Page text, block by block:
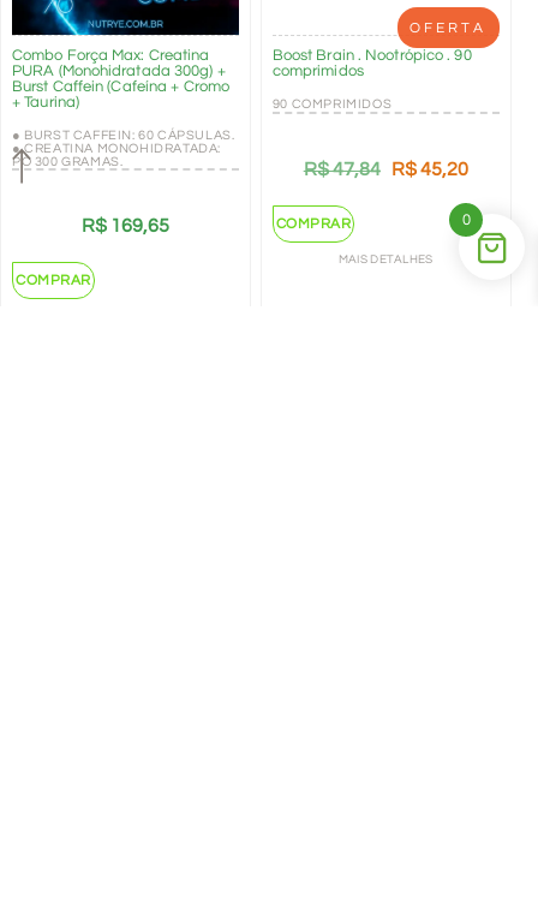
Combo Força Max: Creatina
PURA (Monohidratada 300g) +
Burst Caffein (Cafeína + Cromo
+ Taurina)
● BURST CAFFEIN: 60 CÁPSULAS.
● CREATINA MONOHIDRATADA:
PÓ 300 GRAMAS.
R$169,65
COMPRAR
OFERTA
Boost Brain . Nootrópico . 90
comprimidos
90 COMPRIMIDOS
R$47,84 R$45,20
COMPRAR
MAIS DETALHES
0